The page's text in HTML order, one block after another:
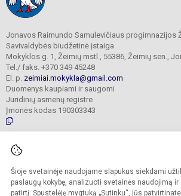
Šioje svetainėje naudojame slapukus siekdami
paslaugų kokybę, analizuoti svetainės naudojimą
patirtį. Spustelėję mygtuką „Sutinku“, jūs
Jonavos Raimundo Samulevičiaus progimnazijos
Savivaldybės biudžetinė įstaiga
Mokyklos g. 1, Žeimių mstl., 55386, Žeimių sen.,
Tel./ faks. +370 349 45248
El. p. zeimiai.mokykla@gmail.com
Duomenys kaupiami ir saugomi
Juridinių asmenų registre
Įmonės kodas 190303343
© 2025. Jonavos Raimundo Samulevičiaus
Kopijuoti turinį be raštiško įstaigos administracijos